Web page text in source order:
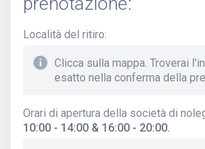
Località del ritiro:
Clicca sulla mappa. Troverai
esatto nella conferma della
Orari di apertura della società di
10:00 - 14:00 & 16:00 - 20:00.